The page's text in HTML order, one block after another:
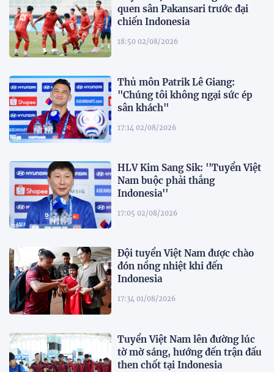
quen sân Pakansari trước đại
chiến Indonesia
18:50 02/08/2026
Thủ môn Patrik Lê Giang:
"Chúng tôi không ngại sức ép
sân khách"
17:14 02/08/2026
HLV Kim Sang Sik: ''Tuyển Việt
Nam buộc phải thắng
Indonesia''
17:05 02/08/2026
Đội tuyển Việt Nam được chào
đón nồng nhiệt khi đến
Indonesia
17:34 01/08/2026
Tuyển Việt Nam lên đường lúc
tờ mờ sáng, hướng đến trận đấu
then chốt tại Indonesia